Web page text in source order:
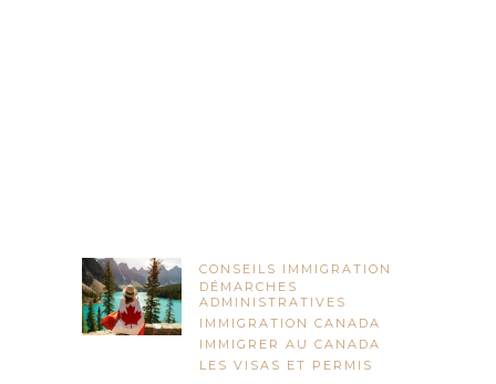
CONSEILS IMMIGRATION
DÉMARCHES
ADMINISTRATIVES
IMMIGRATION CANADA
IMMIGRER AU CANADA
LES VISAS ET PERMIS